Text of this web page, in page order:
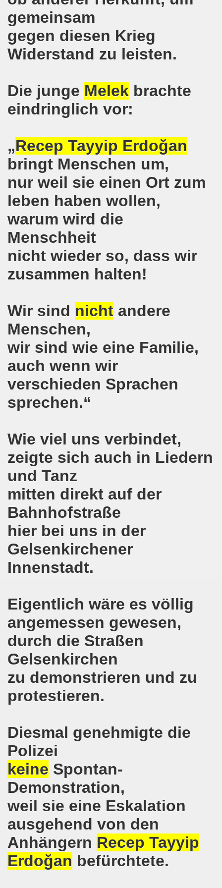
gemeinsam
gegen diesen Krieg
Widerstand zu leisten.
Die junge Melek brachte
eindringlich vor:
„Recep Tayyip Erdoğan
bringt Menschen um,
nur weil sie einen Ort zum
leben haben wollen,
warum wird die
Menschheit
nicht wieder so, dass wir
zusammen halten!
Wir sind nicht andere
Menschen,
wir sind wie eine Familie,
auch wenn wir
verschieden Sprachen
sprechen.“
Wie viel uns verbindet,
zeigte sich auch in Liedern
und Tanz
mitten direkt auf der
Bahnhofstraße
hier bei uns in der
Gelsenkirchener
Innenstadt.
Eigentlich wäre es völlig
angemessen gewesen,
durch die Straßen
Gelsenkirchen
zu demonstrieren und zu
protestieren.
Diesmal genehmigte die
Polizei
keine Spontan-
Demonstration,
weil sie eine Eskalation
ausgehend von den
Anhängern Recep Tayyip
Erdoğan befürchtete.
Bewegung erklärt sich solidarisch mit der
Bewegung mit breiter Themenpalette
Bewegung am 06.11.2017 - Auf nach Bonn zur großen
am 11.11.2017 in Bonn
protestiert und demonstriert entschieden gegen
protestiert: Faschist filmt Protestaktion - von
für Monika Gärtner-Engel und die MLPD
auf der 644. Gelsenkirchener Montagsdemo-
Rechtsruck der Bundesregierung in Berlin!
zur Bundestagswahl in Berlin am 24.09.2017
im direkten Gespräch - Diskussion mit
feiert Erfolg - Weltfrauenaktivistin in Indien
30-Stunden-Woche bei vollem Lohnausgleich!
Bewegung wird zum rauschenden Volksfest
Gelsenkirchener Montagsdemo-Bewegung am 14.
machende Demonstration direkt in der
die geplante Politik der neuen NRW-Koalition von
steht mit voller Solidarität an der Seite der
Bewegung erwartet Sicherheit - vor den
werden - 626. Gelsenkirchener Montagsdemo-
Bewegung diskutiert Wahlschlappe der SPD
auch am 14.05.2017 für die MLPD direkt zur
Bewegung ruft auf gegen Donald Trumps Luftangriffe
Bewegung im Zeichen der internationalen Arbeiter-
621. Gelsenkirchener Montagsdemo-Bewegung
Montagsdemo-Bewegung: Keine
Bewegung: Widerstand zur Abschaltung aller AKWs
im Mittelpunkt der 618. Gelsenkirchener Montagsdemo-
Bewegung setzt Zeichen: Freiheit für Deniz Yücel und
ruft zum Protest gegen die Amtseinführung von
Frank Oettler vor Gericht!
zum Jahresauftakt steckt erste Ziele für 2017!
dem Rücken der Arbeiter, ihrer Familien und